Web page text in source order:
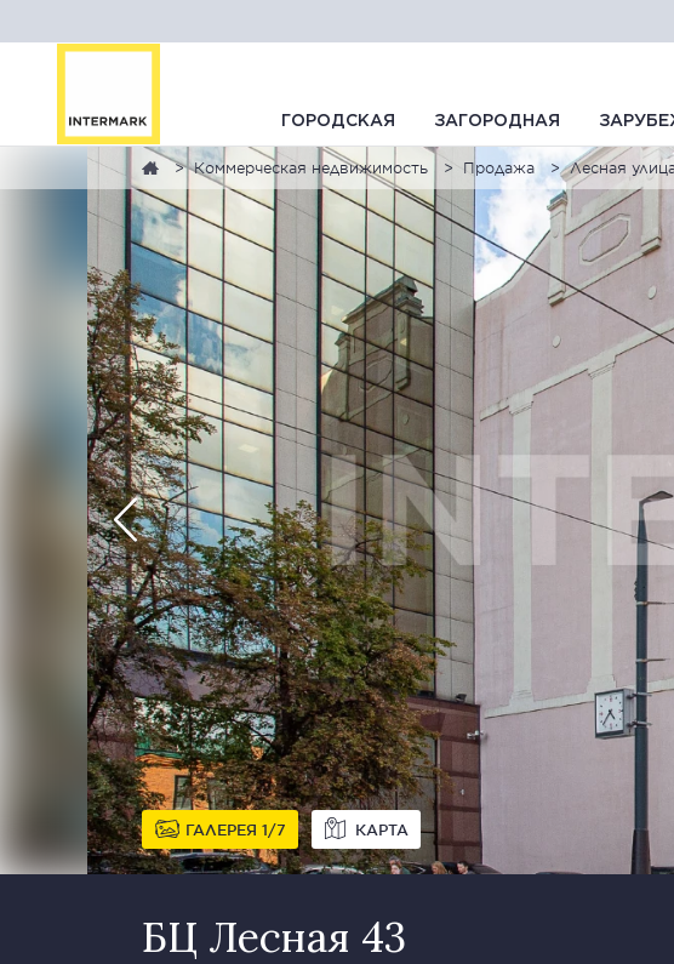
ГОРОДСКАЯ ЗАГОРОДНАЯ
Коммерческая недвижимость Продажа Лесная
ГАЛЕРЕЯ 1 7 КАРТА
БЦ Лесная 43